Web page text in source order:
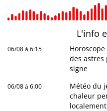
L'info
06/08 à 6:15
des
signe
06/08 à 6:00
Météo du
chaleur